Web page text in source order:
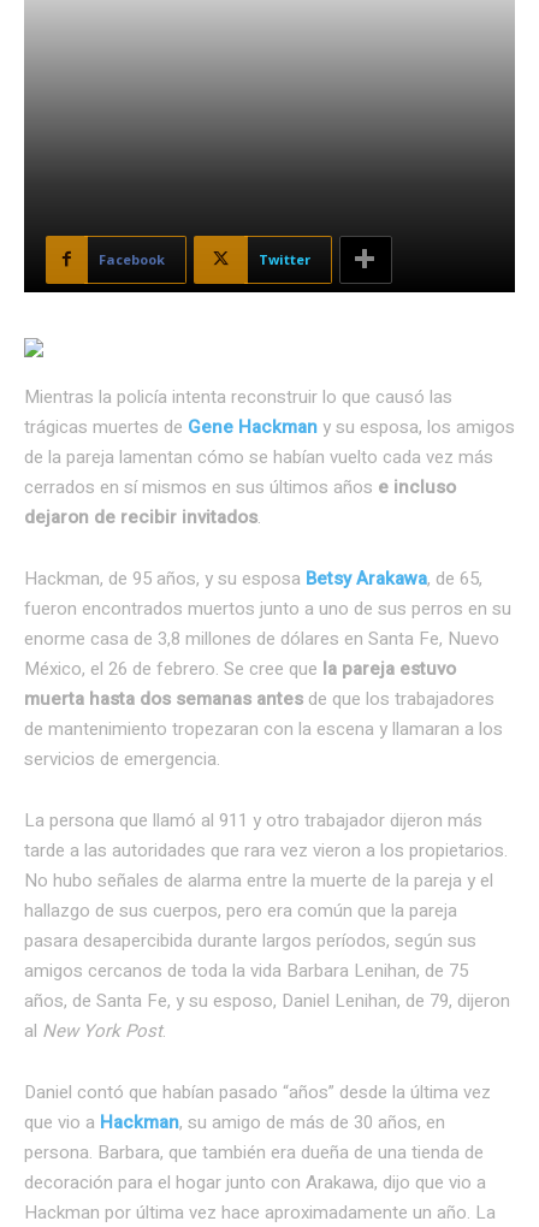
Facebook Twitter
Mientras la policía intenta reconstruir lo que causó las
trágicas muertes de Gene Hackmany su esposa, los amigos
de la pareja lamentan cómo se habían vuelto cada vez más
cerrados en sí mismos en sus últimos años e incluso
dejaron de recibir invitados.
Hackman, de 95 años, y su esposa Betsy Arakawa, de 65,
fueron encontrados muertos junto a uno de sus perros en su
enorme casa de 3,8 millones de dólares en Santa Fe, Nuevo
México, el 26 de febrero. Se cree que la pareja estuvo
muerta hasta dos semanas antes de que los trabajadores
de mantenimiento tropezaran con la escena y llamaran a los
servicios de emergencia.
La persona que llamó al 911 y otro trabajador dijeron más
tarde a las autoridades que rara vez vieron a los propietarios.
No hubo señales de alarma entre la muerte de la pareja y el
hallazgo de sus cuerpos, pero era común que la pareja
pasara desapercibida durante largos períodos, según sus
amigos cercanos de toda la vida Barbara Lenihan, de 75
años, de Santa Fe, y su esposo, Daniel Lenihan, de 79, dijeron
al New York Post.
Daniel contó que habían pasado “años” desde la última vez
que vio a Hackman, su amigo de más de 30 años, en
persona. Barbara, que también era dueña de una tienda de
decoración para el hogar junto con Arakawa, dijo que vio a
Hackman por última vez hace aproximadamente un año. La